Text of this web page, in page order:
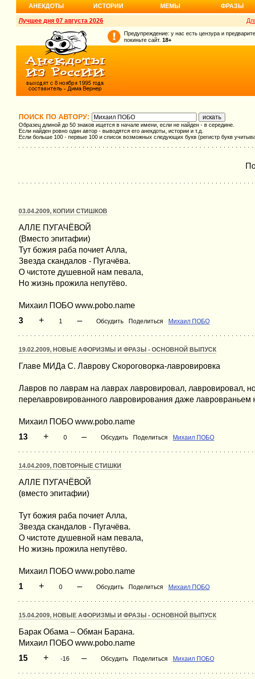
АНЕКДОТЫ ИСТОРИИ МЕМЫ ФРАЗЫ
Лучшее дня 07 августа 2026
Предупреждение: у нас есть цензура и
покиньте сайт. 18+
ПОИСК ПО АВТОРУ:
Образец длиной до 50 знаков ищется в начале имени, если не найден - в середине.
Если найден ровно один автор - выводятся его анекдоты, истории и т.д.
Если больше 100 - первые 100 и список возможных следующих букв (регистр букв
03.04.2009, КОПИИ СТИШКОВ
АЛЛЕ ПУГАЧЁВОЙ
(Вместо эпитафии)
Тут божия раба почиет Алла,
Звезда скандалов - Пугачёва.
O чистоте душевной нам певала,
Но жизнь прожила непутёво.
Михаил ПОБО www.pobo.name
3
+ 1 – Обсудить Поделиться Михаил ПОБО
19.02.2009, НОВЫЕ АФОРИЗМЫ И ФРАЗЫ - ОСНОВНОЙ ВЫПУСК
Главе МИДа С. Лаврову Скороговорка-лавровировка
Лавров по лаврам на лаврах лавровировал, лавровировал,
перелавровированного лавровирования даже лавровраньем
Михаил ПОБО www.pobo.name
13
+ 0 – Обсудить Поделиться Михаил ПОБО
14.04.2009, ПОВТОРНЫЕ СТИШКИ
АЛЛЕ ПУГАЧЁВОЙ
(вместо эпитафии)
Тут божия раба почиет Алла,
Звезда скандалов - Пугачёва.
O чистоте душевной нам певала,
Но жизнь прожила непутёво.
Михаил ПОБО www.pobo.name
1
+ 0 – Обсудить Поделиться Михаил ПОБО
15.04.2009, НОВЫЕ АФОРИЗМЫ И ФРАЗЫ - ОСНОВНОЙ ВЫПУСК
Барак Обама – Обман Барана.
Михаил ПОБО www.pobo.name
15
+ -16 – Обсудить Поделиться Михаил ПОБО